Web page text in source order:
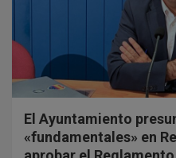
El Ayuntamiento
«fundamentales» en